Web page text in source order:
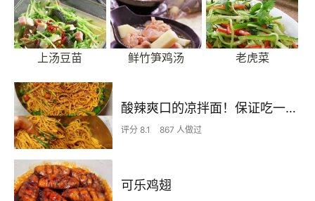
上汤豆苗 鲜竹笋鸡汤 老虎菜
酸辣爽口的凉拌面！保证吃一次就上瘾
评分 8.1 867 人做过
可乐鸡翅